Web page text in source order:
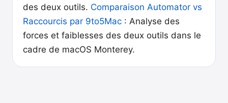
des deux outils. Comparaison Automator vs
Raccourcis par 9to5Mac : Analyse des
forces et faiblesses des deux outils dans le
cadre de macOS Monterey.